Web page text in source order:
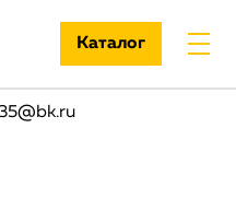
Каталог